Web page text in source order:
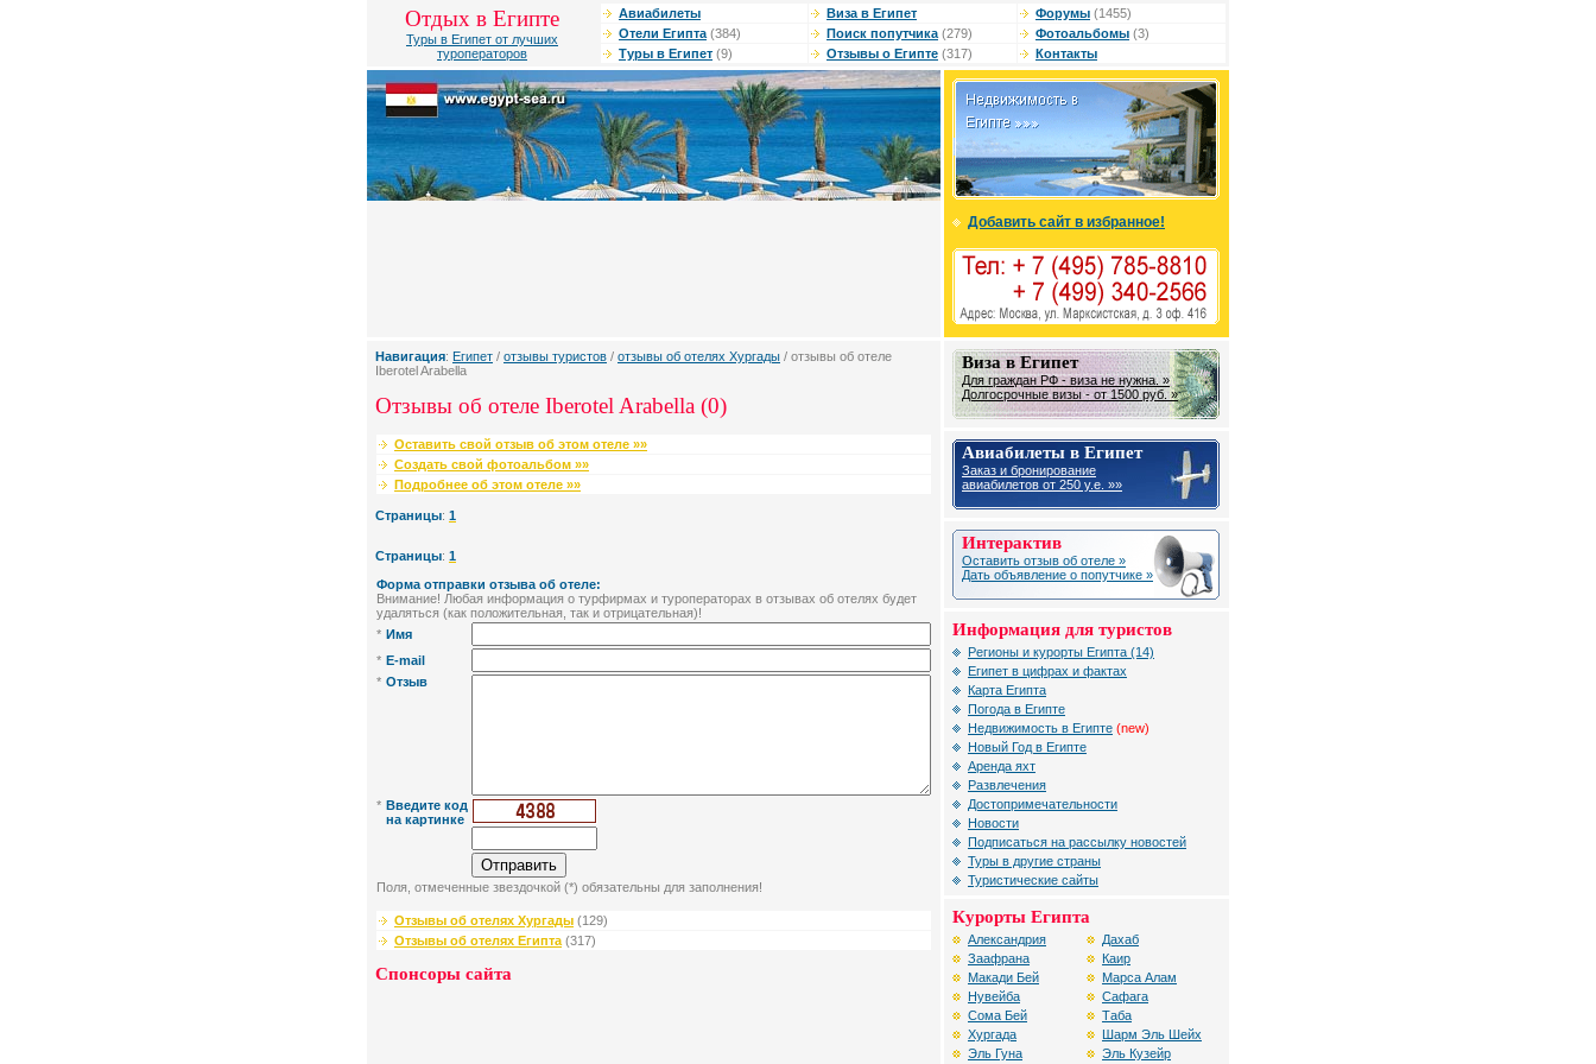
Отдых в Египте
Туры в Египет от лучших
туроператоров
Авиабилеты Виза в Египет Форумы (1455)
Отели Египта (384) Поиск попутчика (279) Фотоальбомы (3)
Туры в Египет (9) Отзывы о Египте (317) Контакты
Добавить сайт в избранное!
Навигация: Египет / отзывы туристов / отзывы об отелях Хургады / отзывы об отеле
Iberotel Arabella
Отзывы об отеле Iberotel Arabella (0)
Оставить свой отзыв об этом отеле »»
Создать свой фотоальбом »»
Подробнее об этом отеле »»
Страницы: 1
Страницы: 1
Форма отправки отзыва об отеле:
Внимание! Любая информация о турфирмах и туроператорах в отзывах об отелях будет
удаляться (как положительная, так и отрицательная)!
* Имя
* E-mail
* Отзыв
* Введите код
на картинке
Поля, отмеченные звездочкой (*) обязательны для заполнения!
Отзывы об отелях Хургады (129)
Отзывы об отелях Египта(317)
Спонсоры сайта
Виза в Египет
Для граждан РФ - виза не нужна. »
Долгосрочные визы - от 1500 руб. »
Авиабилеты в Египет
Заказ и бронирование
авиабилетов от 250 у.е. »»
Интерактив
Оставить отзыв об отеле »
Дать объявление о попутчике »
Информация для туристов
Регионы и курорты Египта (14)
Египет в цифрах и фактах
Карта Египта
Погода в Египте
Недвижимость в Египте (new)
Новый Год в Египте
Аренда яхт
Развлечения
Достопримечательности
Новости
Подписаться на рассылку новостей
Туры в другие страны
Туристические сайты
Курорты Египта
Александрия
Заафрана
Макади Бей
Нувейба
Сома Бей
Хургада
Эль Гуна
Дахаб
Каир
Марса Алам
Сафага
Таба
Шарм Эль Шейх
Эль Кузейр